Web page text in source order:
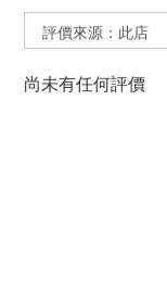
尚未有任何評價